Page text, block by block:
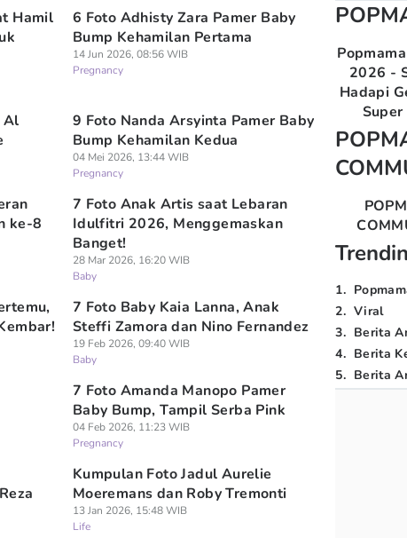
Hamil
6 Foto Adhisty Zara Pamer Baby
Bump Kehamilan Pertama
14 Jun 2026, 08:56 WIB
Pregnancy
Al
9 Foto Nanda Arsyinta Pamer Baby
Bump Kehamilan Kedua
04 Mei 2026, 13:44 WIB
Pregnancy
ke-8
7 Foto Anak Artis saat Lebaran
Idulfitri 2026, Menggemaskan
Banget!
28 Mar 2026, 16:20 WIB
Baby
7 Foto Baby Kaia Lanna, Anak
Steffi Zamora dan Nino Fernandez
19 Feb 2026, 09:40 WIB
Baby
7 Foto Amanda Manopo Pamer
Baby Bump, Tampil Serba Pink
04 Feb 2026, 11:23 WIB
Pregnancy
Kumpulan Foto Jadul Aurelie
Moeremans dan Roby Tremonti
13 Jan 2026, 15:48 WIB
Life
2026 -
Hadapi
1.
2. Viral
3. Berita
4. Berita
5. Berita